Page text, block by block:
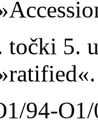
točki 5.
94-